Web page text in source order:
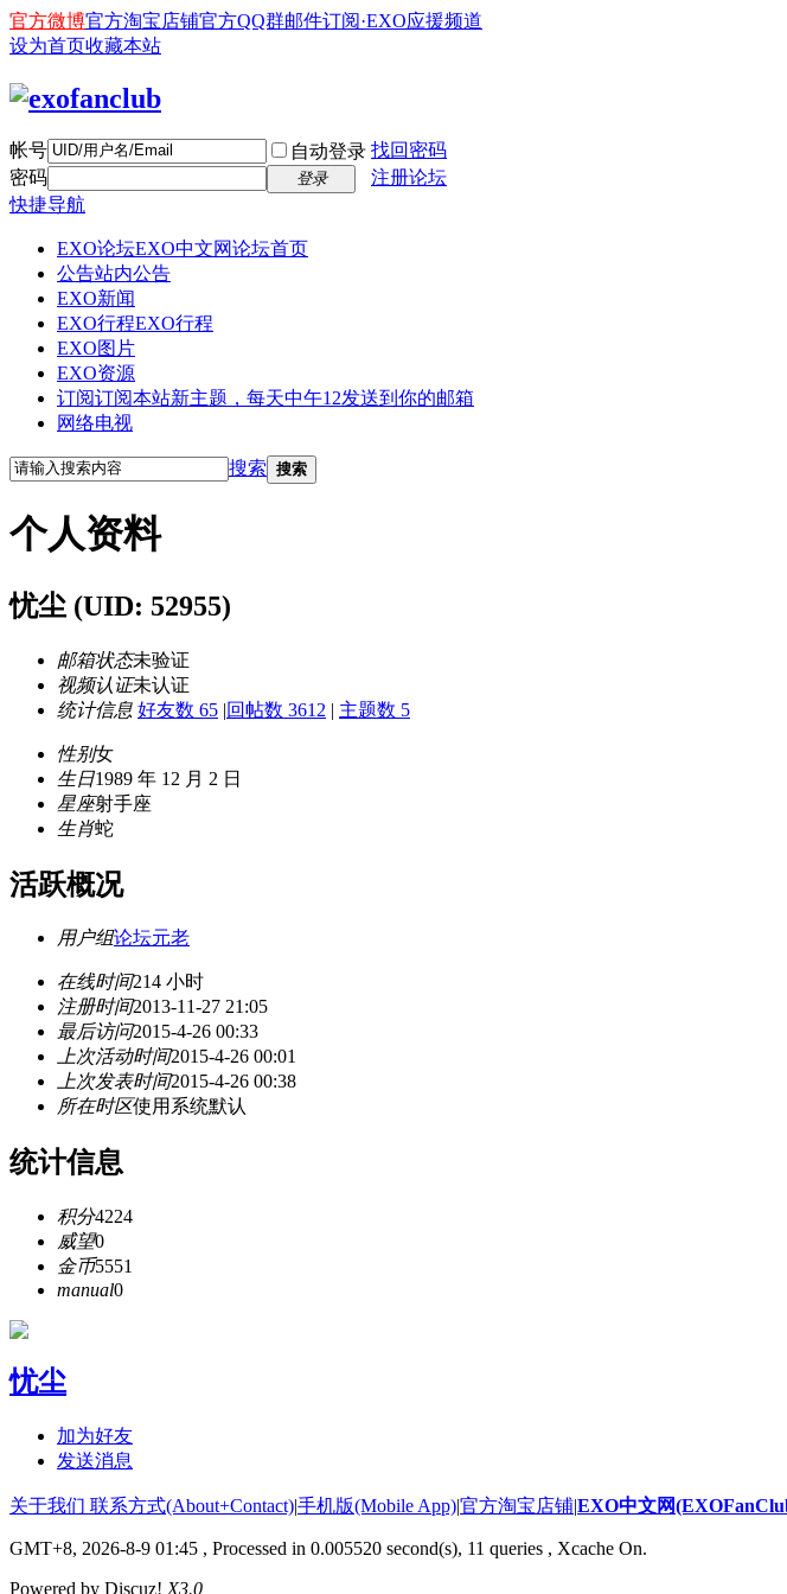
官方微博官方淘宝店铺官方QQ群邮件订阅·EXO应援频道
设为首页收藏本站
帐号 自动登录 找回密码
密码
登录
注册论坛
快捷导航
EXO论坛EXO中文网论坛首页
公告站内公告
EXO新闻
EXO行程EXO行程
EXO图片
EXO资源
订阅订阅本站新主题，每天中午12发送到你的邮箱
网络电视
搜索 搜索
个人资料
忧尘 (UID: 52955)
邮箱状态未验证
视频认证未认证
统计信息 好友数 65 |回帖数 3612 | 主题数 5
性别女
生日1989 年 12 月 2 日
星座射手座
生肖蛇
活跃概况
用户组论坛元老
在线时间214 小时
注册时间2013-11-27 21:05
最后访问2015-4-26 00:33
上次活动时间2015-4-26 00:01
上次发表时间2015-4-26 00:38
所在时区使用系统默认
统计信息
积分4224
威望0
金币5551
manual0
忧尘
加为好友
发送消息
关于我们 联系方式(About+Contact)|手机版(Mobile App)|官方淘宝店铺|EXO中文网
GMT+8, 2026-8-9 01:45 , Processed in 0.005520 second(s), 11 queries , Xcache On.
Powered by Discuz! X3.0